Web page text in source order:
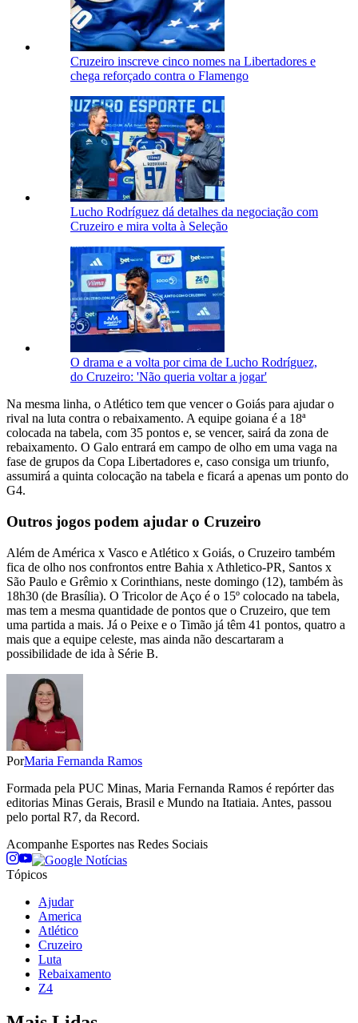
Cruzeiro inscreve cinco nomes na Libertadores e
chega reforçado contra o Flamengo
Lucho Rodríguez dá detalhes da negociação com
Cruzeiro e mira volta à Seleção
O drama e a volta por cima de Lucho Rodríguez,
do Cruzeiro: 'Não queria voltar a jogar'
Na mesma linha, o Atlético tem que vencer o Goiás para ajudar o
rival na luta contra o rebaixamento. A equipe goiana é a 18ª
colocada na tabela, com 35 pontos e, se vencer, sairá da zona de
rebaixamento. O Galo entrará em campo de olho em uma vaga na
fase de grupos da Copa Libertadores e, caso consiga um triunfo,
assumirá a quinta colocação na tabela e ficará a apenas um ponto do
G4.
Outros jogos podem ajudar o Cruzeiro
Além de América x Vasco e Atlético x Goiás, o Cruzeiro também
fica de olho nos confrontos entre Bahia x Athletico-PR, Santos x
São Paulo e Grêmio x Corinthians, neste domingo (12), também às
18h30 (de Brasília). O Tricolor de Aço é o 15º colocado na tabela,
mas tem a mesma quantidade de pontos que o Cruzeiro, que tem
uma partida a mais. Já o Peixe e o Timão já têm 41 pontos, quatro a
mais que a equipe celeste, mas ainda não descartaram a
possibilidade de ida à Série B.
PorMaria Fernanda Ramos
Formada pela PUC Minas, Maria Fernanda Ramos é repórter das
editorias Minas Gerais, Brasil e Mundo na Itatiaia. Antes, passou
pelo portal R7, da Record.
Acompanhe Esportes nas Redes Sociais
Tópicos
Ajudar
America
Atlético
Cruzeiro
Luta
Rebaixamento
Z4